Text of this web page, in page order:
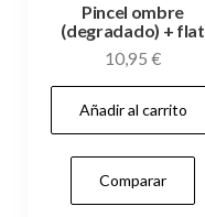
Pincel ombre
(degradado) + flat
10,95€
Añadir al carrito
Comparar